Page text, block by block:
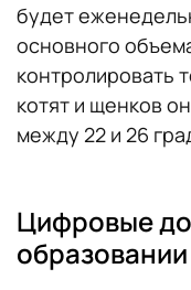
будет
основного
контролировать
котят и щенков
между 22 и 26
Цифровые
образовании